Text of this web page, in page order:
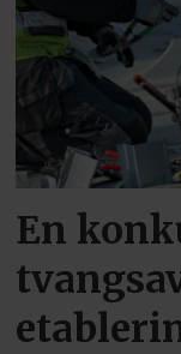
En